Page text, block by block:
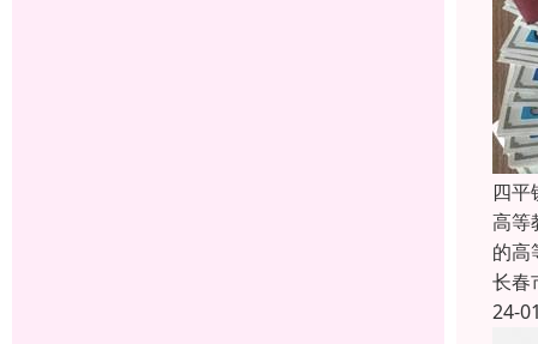
四
高等
的高
长春
24-